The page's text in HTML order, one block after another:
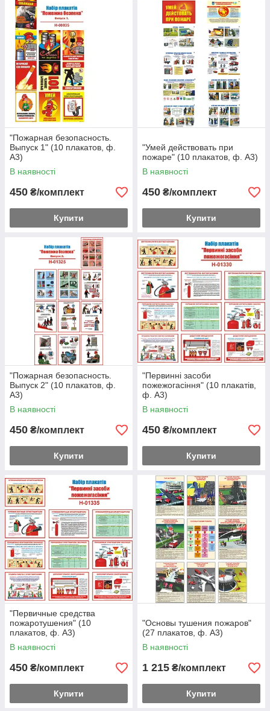
"Пожарная безопасность.
Выпуск 1" (10 плакатов, ф.
А3)
В наявності
450 ₴/комплект
Купити
"Умей действовать при
пожаре" (10 плакатов, ф. А3)
В наявності
450 ₴/комплект
Купити
"Пожарная безопасность.
Выпуск 2" (10 плакатов, ф.
А3)
В наявності
450 ₴/комплект
Купити
"Первинні засоби
пожежогасіння" (10 плакатів,
ф. А3)
В наявності
450 ₴/комплект
Купити
"Первичные средства
пожаротушения" (10
плакатов, ф. А3)
В наявності
450 ₴/комплект
Купити
"Основы тушения пожаров"
(27 плакатов, ф. А3)
В наявності
1 215 ₴/комплект
Купити